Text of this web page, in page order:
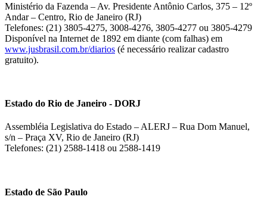
Ministério da Fazenda – Av. Presidente Antônio Carlos, 375 – 12º
Andar – Centro, Rio de Janeiro (RJ)
Telefones: (21) 3805-4275, 3008-4276, 3805-4277 ou 3805-4279
Disponível na Internet de 1892 em diante (com falhas) em
www.jusbrasil.com.br/diarios (é necessário realizar cadastro
gratuito).
Estado do Rio de Janeiro - DORJ
Assembléia Legislativa do Estado – ALERJ – Rua Dom Manuel,
s/n – Praça XV, Rio de Janeiro (RJ)
Telefones: (21) 2588-1418 ou 2588-1419
Estado de São Paulo